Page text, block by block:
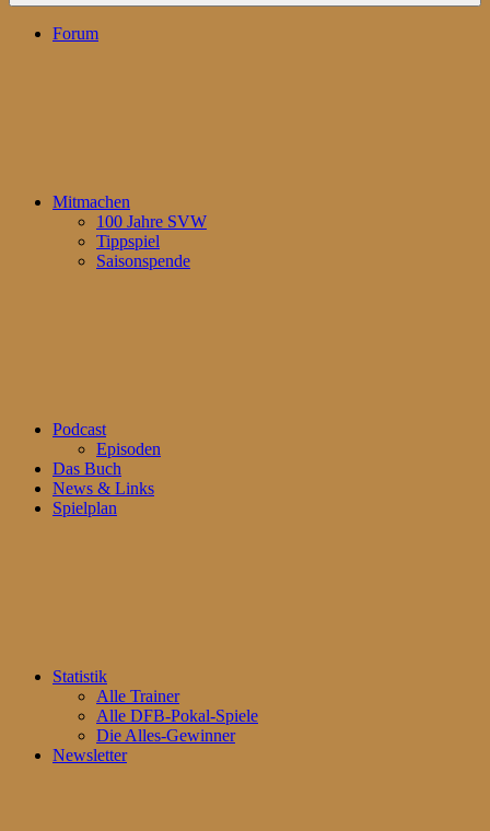
Forum
Mitmachen
100 Jahre SVW
Tippspiel
Saisonspende
Podcast
Episoden
Das Buch
News & Links
Spielplan
Statistik
Alle Trainer
Alle DFB-Pokal-Spiele
Die Alles-Gewinner
Newsletter